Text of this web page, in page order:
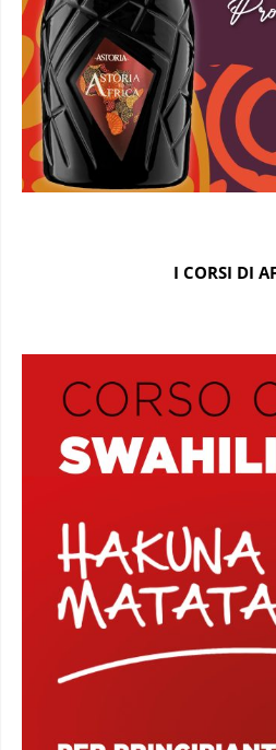
I CORSI DI